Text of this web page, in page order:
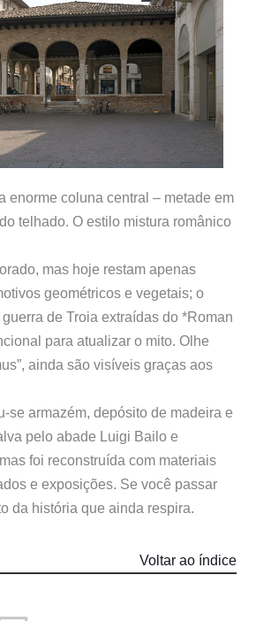
enorme coluna central – metade em
telhado. O estilo mistura românico
mas hoje restam apenas
geométricos e vegetais; o
de Troia extraídas do *Roman
para atualizar o mito. Olhe
ainda são visíveis graças aos
se armazém, depósito de madeira e
pelo abade Luigi Bailo e
foi reconstruída com materiais
e exposições. Se você passar
da história que ainda respira.
Voltar ao índice